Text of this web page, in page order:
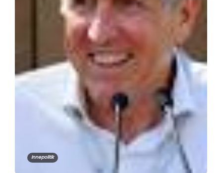
Innepolitik